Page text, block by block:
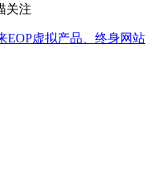
关注
EOP虚拟产品、终身网站